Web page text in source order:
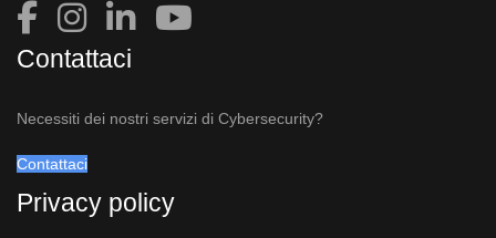
Contattaci
Necessiti dei nostri servizi di Cybersecurity?
Contattaci
Privacy policy